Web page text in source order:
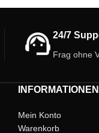
Türen:4.24/7
Frag ohne
INFORMATIONEN
Mein Konto
Warenkorb